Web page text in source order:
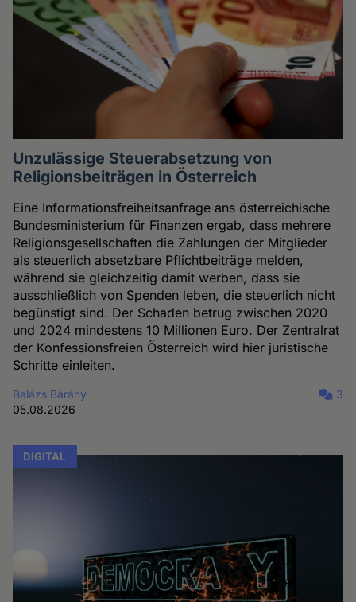
Unzulässige Steuerabsetzung von
Religionsbeiträgen in Österreich
Eine Informationsfreiheitsanfrage ans österreichische
Bundesministerium für Finanzen ergab, dass mehrere
Religionsgesellschaften die Zahlungen der Mitglieder
als steuerlich absetzbare Pflichtbeiträge melden,
während sie gleichzeitig damit werben, dass sie
ausschließlich von Spenden leben, die steuerlich nicht
begünstigt sind. Der Schaden betrug zwischen 2020
und 2024 mindestens 10 Millionen Euro. Der Zentralrat
der Konfessionsfreien Österreich wird hier juristische
Schritte einleiten.
Balázs Bárány
05.08.2026
3
DIGITAL